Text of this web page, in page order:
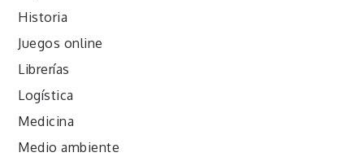
Historia
Juegos online
Librerías
Logística
Medicina
Medio ambiente